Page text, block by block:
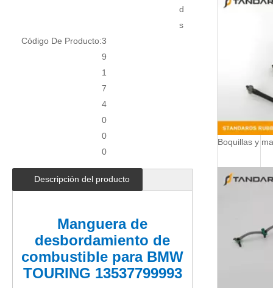
d
s
Código De Producto:3
9
1
7
4
0
0
0
Descripción del producto
Manguera de
desbordamiento de
combustible para BMW
TOURING 13537799993